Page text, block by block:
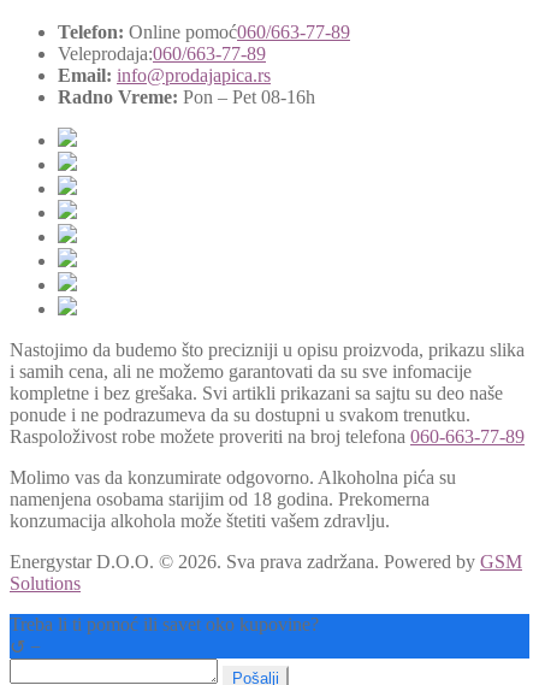
Telefon: Online pomoć060/663-77-89
Veleprodaja:060/663-77-89
Email: info@prodajapica.rs
Radno Vreme: Pon – Pet 08-16h
Nastojimo da budemo što precizniji u opisu proizvoda, prikazu slika
i samih cena, ali ne možemo garantovati da su sve infomacije
kompletne i bez grešaka. Svi artikli prikazani sa sajtu su deo naše
ponude i ne podrazumeva da su dostupni u svakom trenutku.
Raspoloživost robe možete proveriti na broj telefona 060-663-77-89
Molimo vas da konzumirate odgovorno. Alkoholna pića su
namenjena osobama starijim od 18 godina. Prekomerna
konzumacija alkohola može štetiti vašem zdravlju.
Energystar D.O.O. © 2026. Sva prava zadržana. Powered by GSM
Solutions
Treba li ti pomoć ili savet oko kupovine?
↺ −
Pošalji